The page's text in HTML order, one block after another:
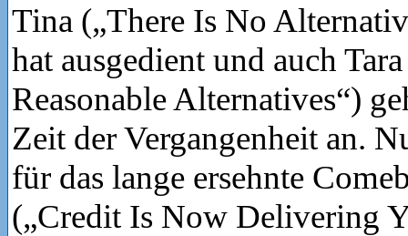
Tina („There Is No
hat ausgedient und auch
Reasonable Alternatives“)
Zeit der Vergangenheit an.
für das lange ersehnte
(„Credit Is Now Delivering